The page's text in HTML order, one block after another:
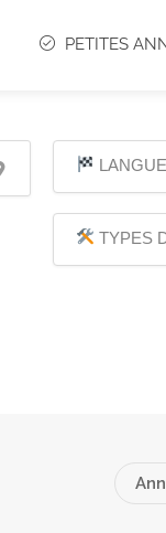
PETITES
TYPES